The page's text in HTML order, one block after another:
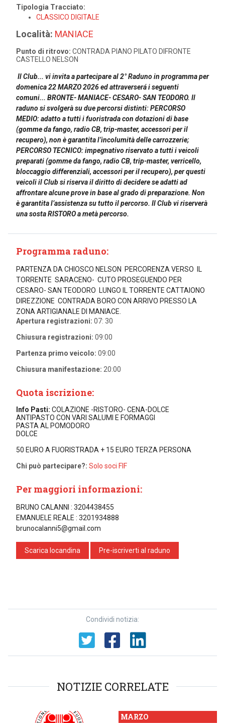
Tipologia Tracciato:
CLASSICO DIGITALE
Località: MANIACE
Punto di ritrovo: CONTRADA PIANO PILATO DIFRONTE
CASTELLO NELSON
Il Club... vi invita a partecipare al 2° Raduno in programma per
domenica 22 MARZO 2026 ed attraverserá i seguenti
comuni... BRONTE- MANIACE- CESARO- SAN TEODORO. Il
raduno si svolgerà su due percorsi distinti: PERCORSO
MEDIO: adatto a tutti i fuoristrada con dotazioni di base
(gomme da fango, radio CB, trip-master, accessori per il
recupero), non è garantita l’incolumità delle carrozzerie;
PERCORSO TECNICO: impegnativo riservato a tutti i veicoli
preparati (gomme da fango, radio CB, trip-master, verricello,
bloccaggio differenziali, accessori per il recupero), per questi
veicoli il Club si riserva il diritto di decidere se adatti ad
affrontare alcune prove in base al grado di preparazione. Non
è garantita l’assistenza su tutto il percorso. Il Club vi riserverà
una sosta RISTORO a metà percorso.
Programma raduno:
PARTENZA DA CHIOSCO NELSON PERCORENZA VERSO IL
TORRENTE SARACENO- CUTO PROSEGUENDO PER
CESARO- SAN TEODORO LUNGO IL TORRENTE CATTAIONO
DIREZZIONE CONTRADA BORO CON ARRIVO PRESSO LA
ZONA ARTIGIANALE DI MANIACE.
Apertura registrazioni: 07: 30
Chiusura registrazioni: 09:00
Partenza primo veicolo: 09:00
Chiusura manifestazione: 20:00
Quota iscrizione:
Info Pasti: COLAZIONE -RISTORO- CENA-DOLCE
ANTIPASTO CON VARI SALUMI E FORMAGGI
PASTA AL POMODORO
DOLCE
50 EURO A FUORISTRADA + 15 EURO TERZA PERSONA
Chi può partecipare?: Solo soci FIF
Per maggiori informazioni:
BRUNO CALANNI : 3204438455
EMANUELE REALE : 3201934888
brunocalanni5@gmail.com
Scarica locandina Pre-iscriverti al raduno
Condividi notizia:
NOTIZIE CORRELATE
MARZO